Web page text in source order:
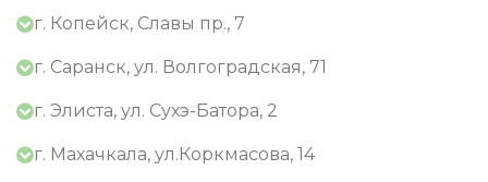
г. Копейск, Славы пр., 7
г. Саранск, ул. Волгоградская, 71
г. Элиста, ул. Сухэ-Батора, 2
г. Махачкала, ул.Коркмасова, 14